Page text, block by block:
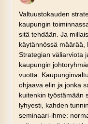
Valtuustokauden
kaupungin
sitä tehdään. Ja
käytännössä määrää,
Strategian väliarviota
kaupungin
vuotta.
ohjaava elin ja jonka
kuitenkin työstämään
lyhyesti, kahden
seminaari-ihme: